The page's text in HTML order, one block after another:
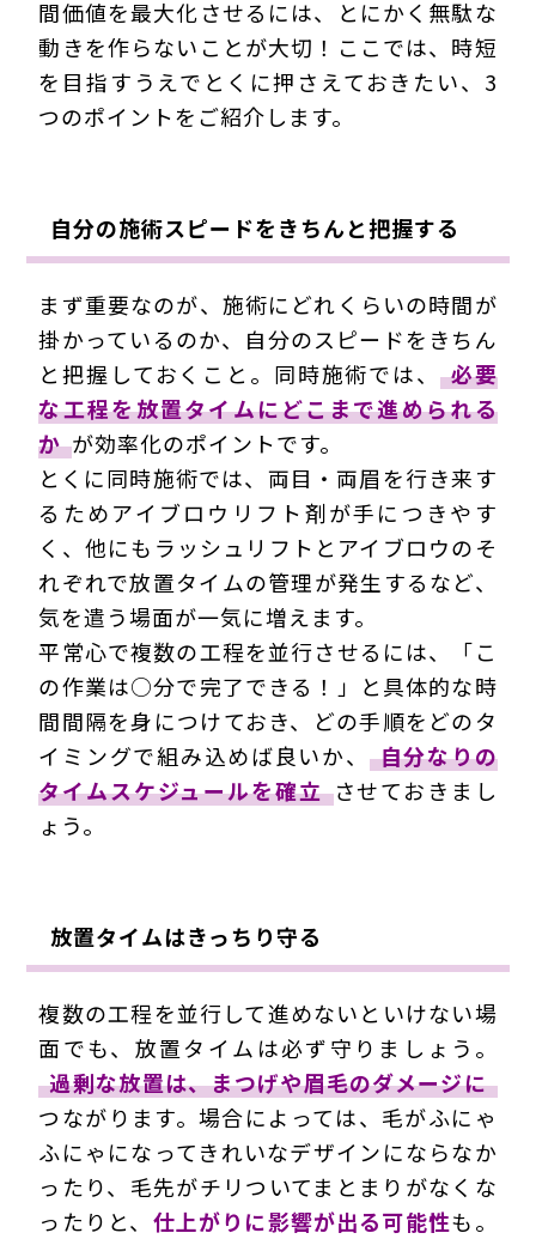
間価値を最大化させるには、とにかく無駄な
動きを作らないことが大切！ここでは、時短
を目指すうえでとくに押さえておきたい、3
つのポイントをご紹介します。
自分の施術スピードをきちんと把握する
まず重要なのが、施術にどれくらいの時間が
掛かっているのか、自分のスピードをきちん
と把握しておくこと。同時施術では、
必要
な工程を放置タイムにどこまで進められる
か が効率化のポイントです。
とくに同時施術では、両目・両眉を行き来す
るためアイブロウリフト剤が手につきやす
く、他にもラッシュリフトとアイブロウのそ
れぞれで放置タイムの管理が発生するなど、
気を遣う場面が一気に増えます。
平常心で複数の工程を並行させるには、「こ
の作業は○分で完了できる！」と具体的な時
間間隔を身につけておき、どの手順をどのタ
イミングで組み込めば良いか、
自分なりの
タイムスケジュールを確立 させておきまし
ょう。
放置タイムはきっちり守る
複数の工程を並行して進めないといけない場
面でも、放置タイムは必ず守りましょう。
過剰な放置は、まつげや眉毛のダメージに
つながります。場合によっては、毛がふにゃ
ふにゃになってきれいなデザインにならなか
ったり、毛先がチリついてまとまりがなくな
ったりと、 仕上がりに影響が出る可能性も。